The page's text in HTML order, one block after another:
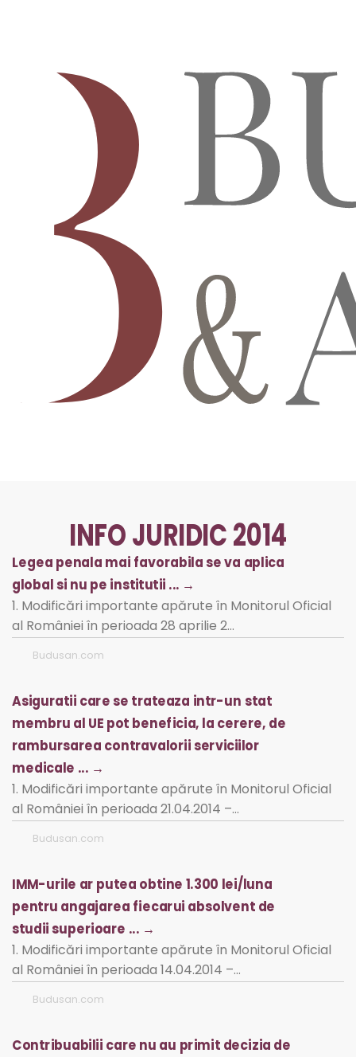
INFO JURIDIC 2014
Legea penala mai favorabila se va aplica
global si nu pe institutii ... →
1. Modificări importante apărute în Monitorul Oficial
al României în perioada 28 aprilie 2…
Budusan.com
Asiguratii care se trateaza intr-un stat
membru al UE pot beneficia, la cerere, de
rambursarea contravalorii serviciilor
medicale ... →
1. Modificări importante apărute în Monitorul Oficial
al României în perioada 21.04.2014 –…
Budusan.com
IMM-urile ar putea obtine 1.300 lei/luna
pentru angajarea fiecarui absolvent de
studii superioare ... →
1. Modificări importante apărute în Monitorul Oficial
al României în perioada 14.04.2014 –…
Budusan.com
Contribuabilii care nu au primit decizia de